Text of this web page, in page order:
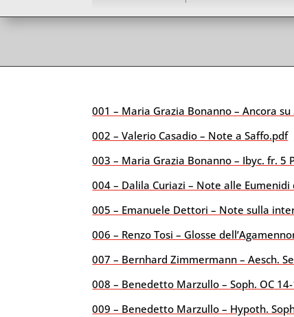
001 – Maria Grazia Bonanno – Ancora
002 – Valerio Casadio – Note a Saffo.pdf
003 – Maria Grazia Bonanno – Ibyc. fr. 5
004 – Dalila Curiazi – Note alle Eumenidi
005 – Emanuele Dettori – Note sulla
006 – Renzo Tosi – Glosse
007 – Bernhard Zimmermann – Aesch.
008 – Benedetto Marzullo – Soph. OC
009 – Benedetto Marzullo – Hypoth.